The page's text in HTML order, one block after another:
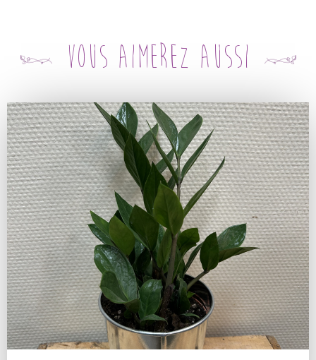
Vous aimerez aussi